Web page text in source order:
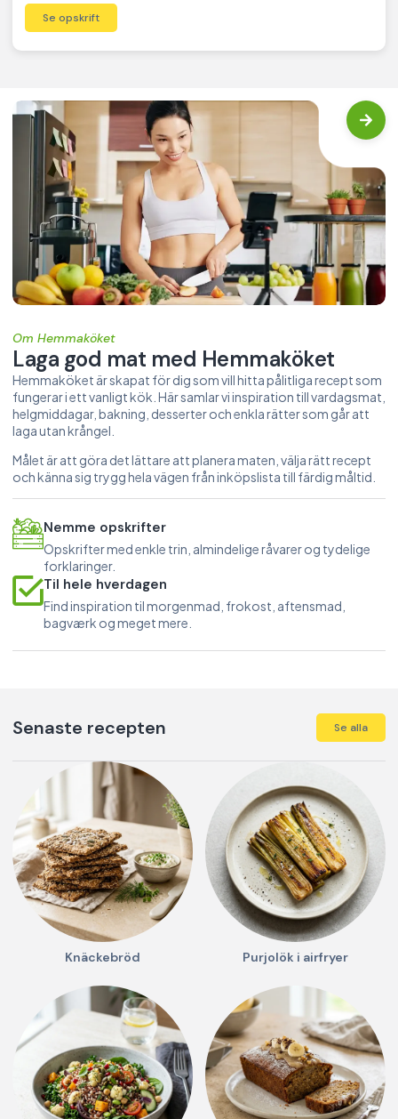
Se opskrift
Om Hemmaköket
Laga god mat med Hemmaköket
Hemmaköket är skapat för dig som vill hitta pålitliga recept som
fungerar i ett vanligt kök. Här samlar vi inspiration till vardagsmat,
helgmiddagar, bakning, desserter och enkla rätter som går att
laga utan krångel.
Målet är att göra det lättare att planera maten, välja rätt recept
och känna sig trygg hela vägen från inköpslista till färdig måltid.
Nemme opskrifter
Opskrifter med enkle trin, almindelige råvarer og tydelige
forklaringer.
Til hele hverdagen
Find inspiration til morgenmad, frokost, aftensmad,
bagværk og meget mere.
Senaste recepten Se alla
Knäckebröd Purjolök i airfryer